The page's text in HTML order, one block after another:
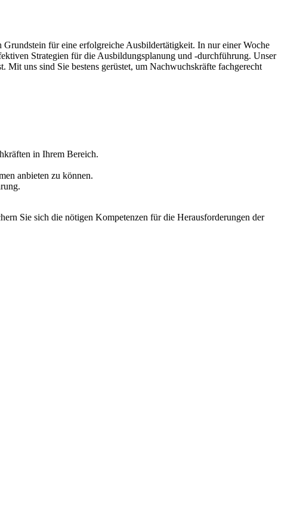
Grundstein für eine erfolgreiche Ausbildertätigkeit. In nur einer Woche
Strategien für die Ausbildungsplanung und -durchführung. Unser
uns sind Sie bestens gerüstet, um Nachwuchskräfte fachgerecht
in Ihrem Bereich.
anbieten zu können.
Sie sich die nötigen Kompetenzen für die Herausforderungen der